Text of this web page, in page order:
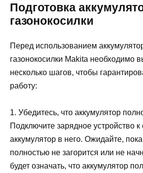
Подготовка
газонокосилки
Перед использованием
газонокосилки Makita необходимо
несколько шагов, чтобы
работу:
1. Убедитесь, что аккумулятор
Подключите зарядное устройство к
аккумулятор в него. Ожидайте,
полностью не загорится или не
будет означать, что аккумулятор